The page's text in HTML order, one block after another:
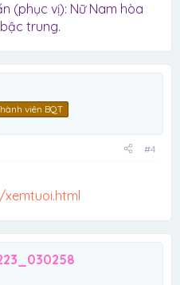
(phục vị): Nữ Nam hòa
trung.
viên BQT
#4